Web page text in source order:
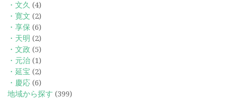
・文久 (4)
・寛文 (2)
・享保 (6)
・天明 (2)
・文政 (5)
・元治 (1)
・延宝 (2)
・慶応 (6)
地域から探す (399)